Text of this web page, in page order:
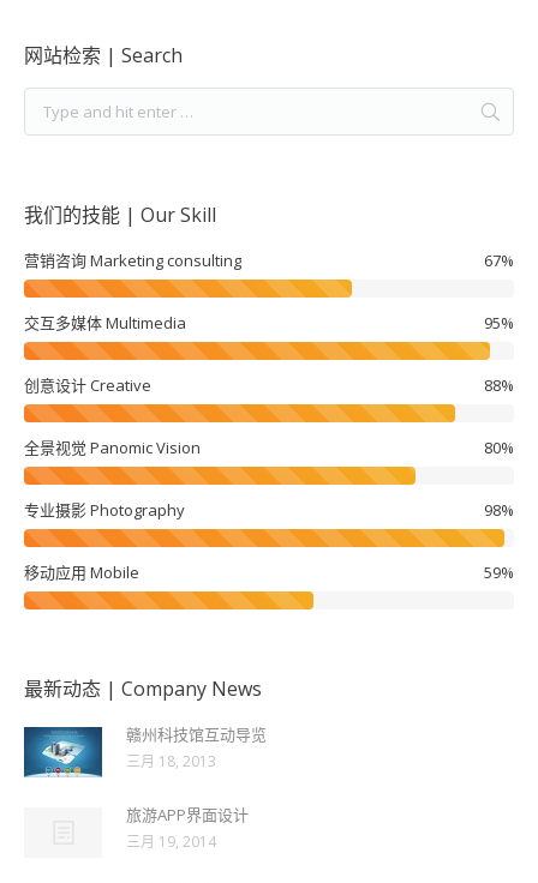
网站检索 | Search
我们的技能 | Our Skill
营销咨询 Marketing consulting 67%
交互多媒体 Multimedia 95%
创意设计 Creative 88%
全景视觉 Panomic Vision 80%
专业摄影 Photography 98%
移动应用 Mobile 59%
最新动态 | Company News
赣州科技馆互动导览
三月 18, 2013
旅游APP界面设计
三月 19, 2014